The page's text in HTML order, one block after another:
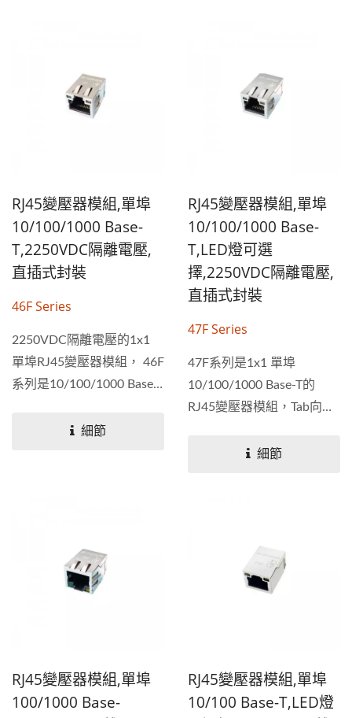
RJ45變壓器模組,單埠
10/100/1000 Base-
T,2250VDC隔離電壓,
直插式封裝
46F Series
2250VDC隔離電壓的1x1
單埠RJ45變壓器模組， 46F
系列是10/100/1000 Base-
支援每種PHY。根據IEEE...
細節
RJ45變壓器模組,單埠
10/100/1000 Base-
T,LED燈可選
擇,2250VDC隔離電壓,
直插式封裝
47F Series
47F系列是1x1 單埠
10/100/1000 Base-T的
RJ45變壓器模組，Tab向
細節
RJ45變壓器模組,單埠
100/1000 Base-
RJ45變壓器模組,單埠
10/100 Base-T,LED燈